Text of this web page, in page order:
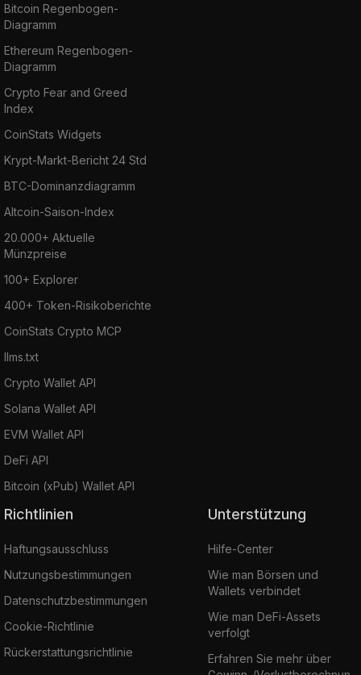
Bitcoin Regenbogen-
Diagramm
Ethereum Regenbogen-
Diagramm
Crypto Fear and Greed
Index
CoinStats Widgets
Krypt-Markt-Bericht 24 Std
BTC-Dominanzdiagramm
Altcoin-Saison-Index
20.000+ Aktuelle
Münzpreise
100+ Explorer
400+ Token-Risikoberichte
CoinStats Crypto MCP
llms.txt
Crypto Wallet API
Solana Wallet API
EVM Wallet API
DeFi API
Bitcoin (xPub) Wallet API
Richtlinien
Haftungsausschluss
Nutzungsbestimmungen
Datenschutzbestimmungen
Cookie-Richtlinie
Rückerstattungsrichtlinie
Unterstützung
Hilfe-Center
Wie man Börsen und
Wallets verbindet
Wie man DeFi-Assets
verfolgt
Erfahren Sie mehr über